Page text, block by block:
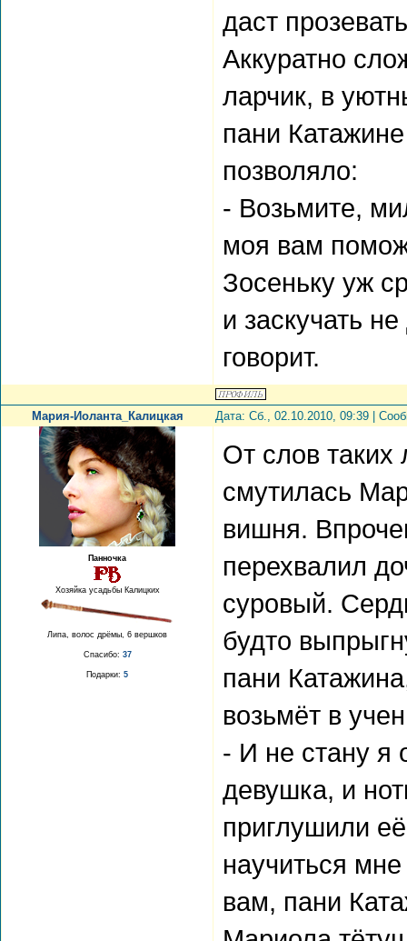
даст
Аккуратно
ларчик, в
пани
позволяло:
- Возьмите,
моя вам
Зосеньку уж
и заскучать
говорит.
Мария-Иоланта_Калицкая Дата: Сб., 02.10.2010, 09:39 |
Панночка
Хозяйка усадьбы Калицких
Липа, волос дрёмы, 6 вершков
Спасибо: 37
Подарки: 5
От слов таких
смутилась
вишня.
перехвалил
суровый.
будто
пани
возьмёт в
- И не стану я
девушка, и
приглушили
научиться
вам, пани